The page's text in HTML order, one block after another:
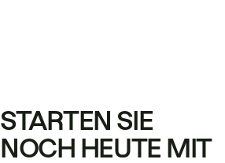
STARTEN SIE
NOCH HEUTE MIT